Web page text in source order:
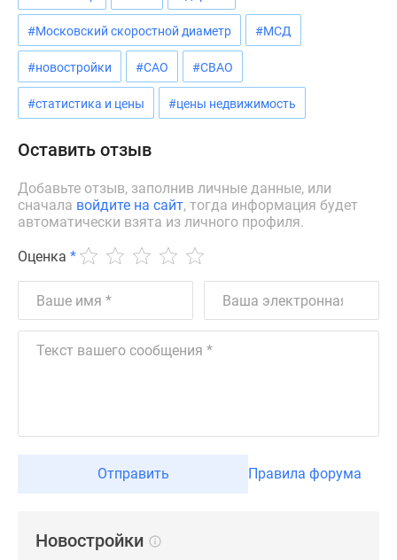
скидками
Видео
360°
Субсидированная
Rutube
Поиск
дома
Программа
реновации
Москве
Траншевая
ипотека
#Московский скоростной диаметр #МСД
#новостройки #САО #СВАО
#статистика и цены #цены недвижимость
Оставить отзыв
Добавьте отзыв, заполнив личные данные, или
сначала войдите на сайт, тогда информация будет
автоматически взята из личного профиля.
Оценка *
Отправить Правила форума
Новостройки